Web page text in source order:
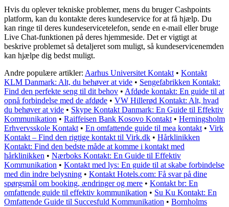
Hvis du oplever tekniske problemer, mens du bruger Cashpoints
platform, kan du kontakte deres kundeservice for at få hjælp. Du
kan ringe til deres kundeservicetelefon, sende en e-mail eller bruge
Live Chat-funktionen på deres hjemmeside. Det er vigtigt at
beskrive problemet så detaljeret som muligt, så kundeservicenemden
kan hjælpe dig bedst muligt.
Andre populære artikler: Aarhus Universitet Kontakt • Kontakt
KLM Danmark: Alt, du behøver at vide • Sengefabrikken Kontakt:
Find den perfekte seng til dit behov • Afdøde kontakt: En guide til at
opnå forbindelse med de afdøde • VW Hillerød Kontakt: Alt, hvad
du behøver at vide • Skype Kontakt Danmark: En Guide til Effektiv
Kommunikation • Raiffeisen Bank Kosovo Kontakt • Herningsholm
Erhvervsskole Kontakt • En omfattende guide til mea kontakt • Virk
Kontakt – Find den rigtige kontakt til Virk.dk • Hårklinikken
Kontakt: Find den bedste måde at komme i kontakt med
hårklinikken • Nærboks Kontakt: En Guide til Effektiv
Kommunikation • Kontakt med lys: En guide til at skabe forbindelse
med din indre belysning • Kontakt Hotels.com: Få svar på dine
spørgsmål om booking, ændringer og mere • Kontakt br: En
omfattende guide til effektiv kommunikation • Su Ku Kontakt: En
Omfattende Guide til Succesfuld Kommunikation • Bornholms